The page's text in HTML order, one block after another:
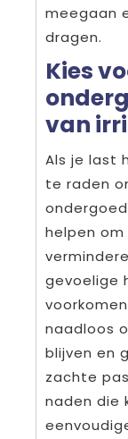
meegaan
dragen.
Kies
van
Als je last
te raden
helpen om
gevoelige
naadloos
blijven en
zachte
naden die